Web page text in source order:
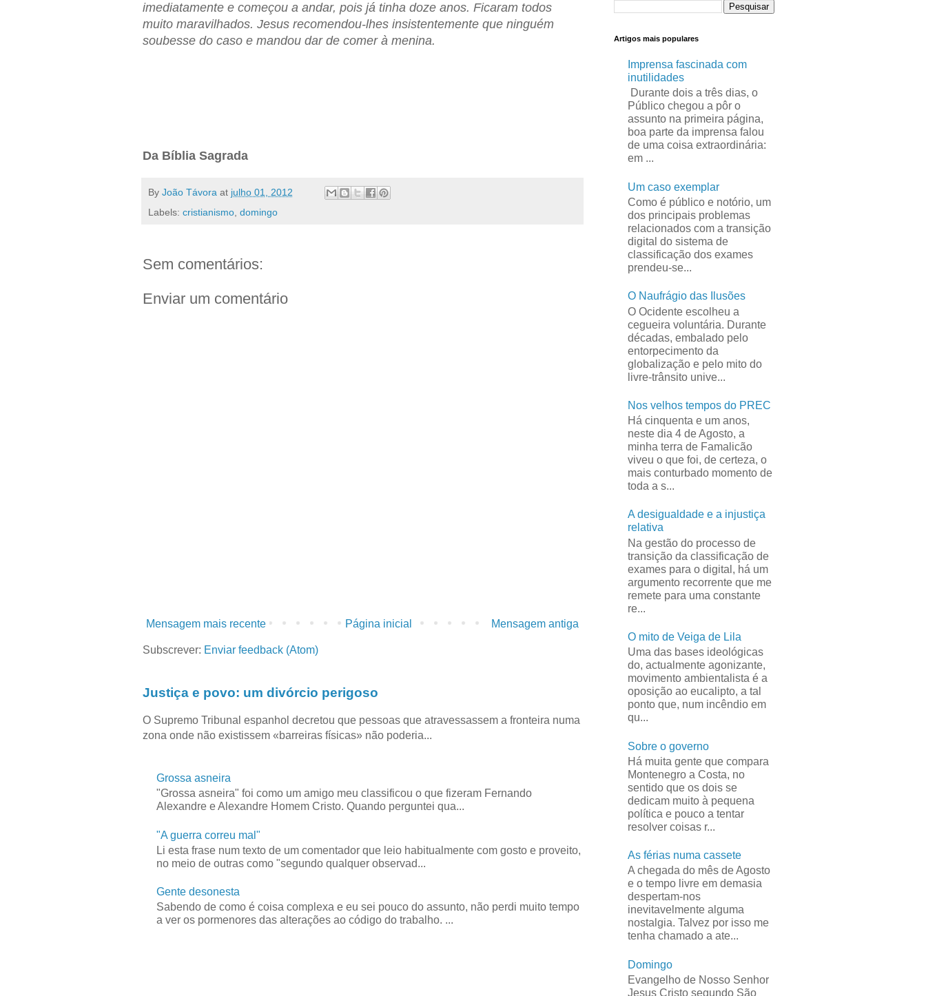
imediatamente e começou a andar, pois já tinha doze anos. Ficaram todos
muito maravilhados. Jesus recomendou-lhes insistentemente que ninguém
soubesse do caso e mandou dar de comer à menina.
Da Bíblia Sagrada
By João Távora at julho 01, 2012
Labels: cristianismo, domingo
Sem comentários:
Enviar um comentário
Mensagem mais recente Mensagem antiga
Página inicial
Subscrever: Enviar feedback (Atom)
Justiça e povo: um divórcio perigoso
O Supremo Tribunal espanhol decretou que pessoas que atravessassem a fronteira numa
zona onde não existissem «barreiras físicas» não poderia...
Grossa asneira
"Grossa asneira" foi como um amigo meu classificou o que fizeram Fernando
Alexandre e Alexandre Homem Cristo. Quando perguntei qua...
"A guerra correu mal"
Li esta frase num texto de um comentador que leio habitualmente com gosto e proveito,
no meio de outras como "segundo qualquer observad...
Gente desonesta
Sabendo de como é coisa complexa e eu sei pouco do assunto, não perdi muito tempo
a ver os pormenores das alterações ao código do trabalho. ...
Artigos mais populares
Imprensa fascinada com
inutilidades
Durante dois a três dias, o
Público chegou a pôr o
assunto na primeira página,
boa parte da imprensa falou
de uma coisa extraordinária:
em ...
Um caso exemplar
Como é público e notório, um
dos principais problemas
relacionados com a transição
digital do sistema de
classificação dos exames
prendeu-se...
O Naufrágio das Ilusões
O Ocidente escolheu a
cegueira voluntária. Durante
décadas, embalado pelo
entorpecimento da
globalização e pelo mito do
livre-trânsito unive...
Nos velhos tempos do PREC
Há cinquenta e um anos,
neste dia 4 de Agosto, a
minha terra de Famalicão
viveu o que foi, de certeza, o
mais conturbado momento de
toda a s...
A desigualdade e a injustiça
relativa
Na gestão do processo de
transição da classificação de
exames para o digital, há um
argumento recorrente que me
remete para uma constante
re...
O mito de Veiga de Lila
Uma das bases ideológicas
do, actualmente agonizante,
movimento ambientalista é a
oposição ao eucalipto, a tal
ponto que, num incêndio em
qu...
Sobre o governo
Há muita gente que compara
Montenegro a Costa, no
sentido que os dois se
dedicam muito à pequena
política e pouco a tentar
resolver coisas r...
As férias numa cassete
A chegada do mês de Agosto
e o tempo livre em demasia
despertam-nos
inevitavelmente alguma
nostalgia. Talvez por isso me
tenha chamado a ate...
Domingo
Evangelho de Nosso Senhor
Jesus Cristo segundo São